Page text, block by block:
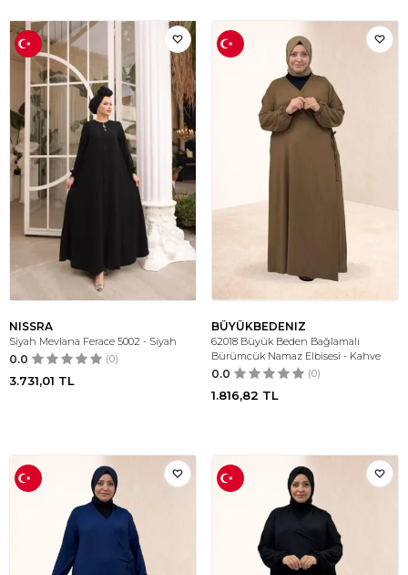
NISSRA
Siyah Mevlana Ferace 5002 - Siyah
0.0 (0)
3.731,01 TL
BÜYÜKBEDENIZ
62018 Büyük Beden Bağlamalı
Bürümcük Namaz Elbisesi - Kahve
0.0 (0)
1.816,82 TL